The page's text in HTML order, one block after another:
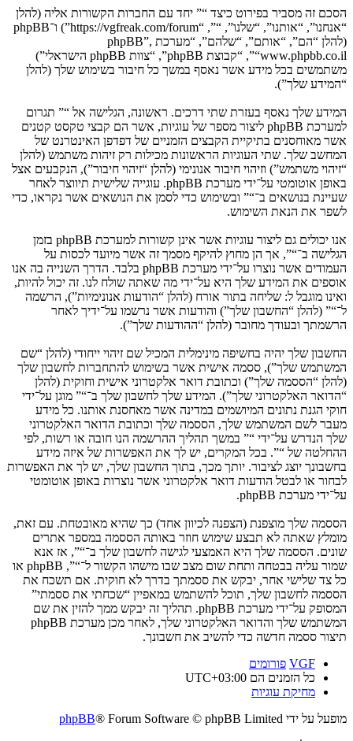
הסכם זה מסביר בפירוט כיצד “” יחד עם החברות הקשורות אליה (להלן
“אנחנו”, “אותנו”, “שלנו”, “”, “https://vgfreak.com/forum”) ו־phpBB
(להלן “הם”, “אותם”, “שלהם”, “מערכת phpBB”,
“www.phpbb.co.il”, “קבוצת phpBB”, “צוות phpBB הישראלי”)
משתמשים בכל מידע אשר נאסף במשך כל חיבור בשימוש שלך (להלן
“המידע שלך”).
המידע שלך נאסף בעזרת שתי דרכים. ראשונה, הגלישה אל “” תגרום
למערכת phpBB ליצור מספר של עוגיות, אשר הם קבצי טקסט קטנים
אשר מאוחסנים בתיקיית הקבצים הזמניים של דפדפן האינטרנט של
המחשב שלך. שתי העוגיות הראשונות מכילות רק זיהות משתמש (להלן
“זיהוי משתמש”) וזיהוי חיבור אנונימי (להלן “זיהוי חיבור”), הנקבעים אצל
באופן אוטומטי על־ידי מערכת phpBB. עוגייה שלישית תיווצר לאחר
שעיינת בנושאים ב־“” ובשימוש כדי לסמן את הנושאים אשר נקראו, כדי
לשפר את הנאת השימוש.
אנו יכולים גם ליצור עוגיות אשר אינן קשורות למערכת phpBB בזמן
הגלישה ב־“”, אך הן מחוץ להיקף מסמך זה אשר מיועד לכסות על
העמודים אשר נוצרו על־ידי מערכת phpBB בלבד. הדרך השנייה בה אנו
אוספים את המידע שלך היא על־ידי מה שאתה שולח לנו. זה יכול להיות,
ואינו מוגבל ל: שליחה בתור אורח (להלן “הודעות אנונימיות”), הרשמה
ל־“” (להלן “החשבון שלך”) והודעות אשר נרשמו על־ידיך לאחר
הרשמתך ובעודך מחובר (להלן “ההודעות שלך”).
החשבון שלך יהיה בחשיפה מינימלית המכיל שם זיהוי ייחודי (להלן “שם
המשתמש שלך”), ססמה אישית אשר בשימוש להתחברות לחשבון שלך
(להלן “הססמה שלך”) וכתובת דואר אלקטרוני אישית וחוקית (להלן
“הדואר האלקטרוני שלך”). המידע שלך לחשבון שלך ב־“” מוגן על־ידי
חוקי הגנת נתונים המיושמים במדינה אשר מאחסנת אותנו. כל מידע
מעבר לשם המשתמש שלך, הססמה שלך וכתובת הדואר האלקטרוני
שלך הנדרש על־ידי “” במשך תהליך ההרשמה הנו חובה או רשות, לפי
ההחלטה של “”. בכל המקרים, יש לך את האפשרות של איזה מידע
בחשבונך יוצג לציבור. יותך מכך, בתוך החשבון שלך, יש לך את האפשרות
לבחור או לבטל הודעות דואר אלקטרוני אשר נוצרות באופן אוטומטי
על־ידי מערכת phpBB.
הססמה שלך מוצפנת (הצפנה לכיוון אחד) כך שהיא מאובטחת. עם זאת,
מומלץ שאתה לא תבצע שימוש חוזר באותה הססמה במספר אתרים
שונים. הססמה שלך היא האמצעי לגישה לחשבון שלך ב־“”, אז אנא
שמור עליה בבטחה ותחת שום מצב שבו מישהו הקשור ל־“”, phpBB או
כל צד שלישי אחר, יבקש את ססמתך בדרך לא חוקית. אם תשכח את
הססמה לחשבון שלך, תוכל להשתמש במאפיין “שכחתי את ססמתי”
המסופק על־ידי מערכת phpBB. תהליך זה יבקש ממך להזין את שם
המשתמש שלך והדואר האלקטרוני שלך, לאחר מכן מערכת phpBB
תיצור ססמה חדשה כדי להשיב את חשבונך.
VGF פורומים
כל הזמנים הם UTC+03:00
מחיקת עוגיות
מופעל על ידי
phpBB® Forum Software © phpBB Limited